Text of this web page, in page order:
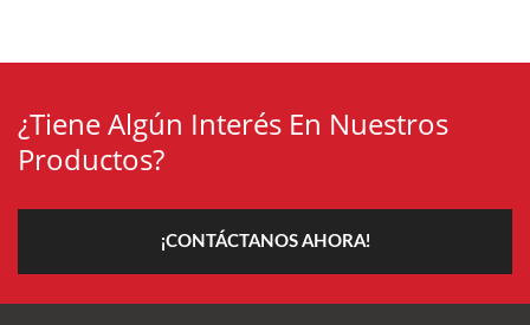
¿Tiene Algún Interés En Nuestros
Productos?
¡CONTÁCTANOS AHORA!